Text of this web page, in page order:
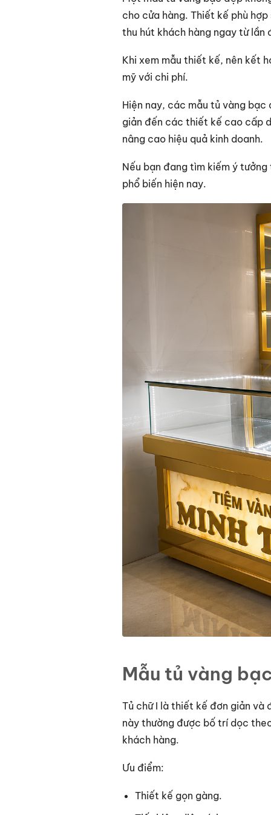
cho cửa hàng. Thiết kế phù
thu hút khách hàng ngay từ lần
Khi xem mẫu thiết kế, nên kết
mỹ với chi phí.
Hiện nay, các mẫu tủ vàng
giản đến các thiết kế cao cấp
nâng cao hiệu quả kinh doanh.
Nếu bạn đang tìm kiếm ý
phổ biến hiện nay.
Mẫu tủ vàng
Tủ chữ I là thiết kế đơn giản và
này thường được bố trí dọc
khách hàng.
Ưu điểm:
Thiết kế gọn gàng.